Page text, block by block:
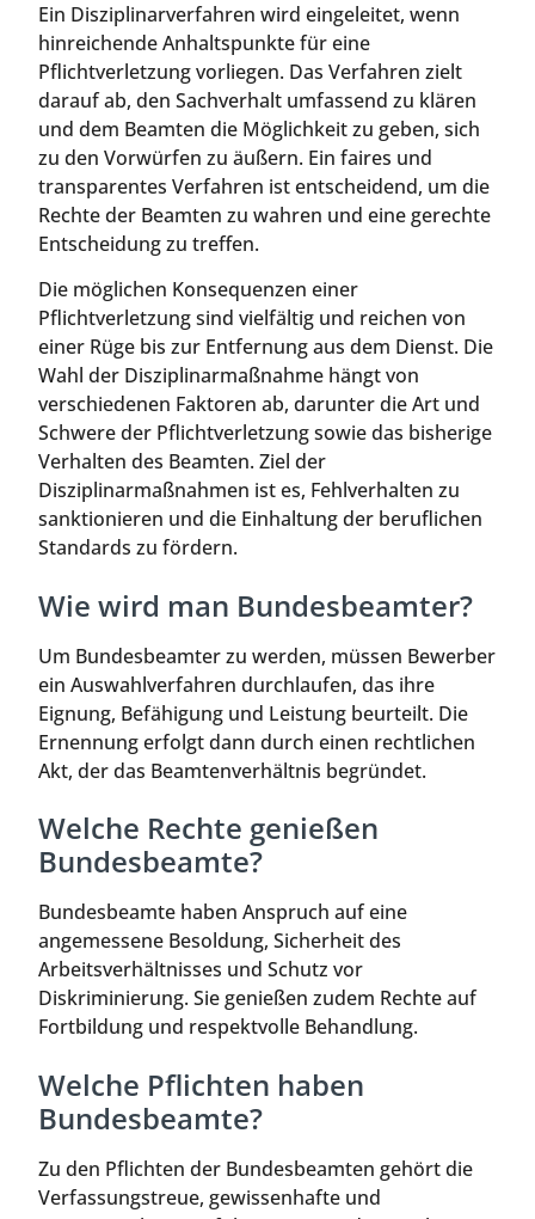
Ein Disziplinarverfahren wird eingeleitet, wenn
hinreichende Anhaltspunkte für eine
Pflichtverletzung vorliegen. Das Verfahren zielt
darauf ab, den Sachverhalt umfassend zu klären
und dem Beamten die Möglichkeit zu geben, sich
zu den Vorwürfen zu äußern. Ein faires und
transparentes Verfahren ist entscheidend, um die
Rechte der Beamten zu wahren und eine gerechte
Entscheidung zu treffen.
Die möglichen Konsequenzen einer
Pflichtverletzung sind vielfältig und reichen von
einer Rüge bis zur Entfernung aus dem Dienst. Die
Wahl der Disziplinarmaßnahme hängt von
verschiedenen Faktoren ab, darunter die Art und
Schwere der Pflichtverletzung sowie das bisherige
Verhalten des Beamten. Ziel der
Disziplinarmaßnahmen ist es, Fehlverhalten zu
sanktionieren und die Einhaltung der beruflichen
Standards zu fördern.
Wie wird man Bundesbeamter?
Um Bundesbeamter zu werden, müssen Bewerber
ein Auswahlverfahren durchlaufen, das ihre
Eignung, Befähigung und Leistung beurteilt. Die
Ernennung erfolgt dann durch einen rechtlichen
Akt, der das Beamtenverhältnis begründet.
Welche Rechte genießen
Bundesbeamte?
Bundesbeamte haben Anspruch auf eine
angemessene Besoldung, Sicherheit des
Arbeitsverhältnisses und Schutz vor
Diskriminierung. Sie genießen zudem Rechte auf
Fortbildung und respektvolle Behandlung.
Welche Pflichten haben
Bundesbeamte?
Zu den Pflichten der Bundesbeamten gehört die
Verfassungstreue, gewissenhafte und